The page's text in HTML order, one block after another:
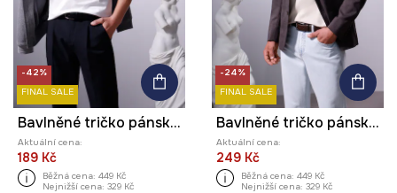
-42%
FINAL SALE
Bavlněné tričko pánské z kolekce Science – Words of Wisdom
Aktuální cena:
189 Kč
Běžná cena: 449 Kč
Nejnižší cena: 329 Kč
-24%
FINAL SALE
Bavlněné tričko pánské s elastanem z kolekce Science – Words of Wisdom
Aktuální cena:
249 Kč
Běžná cena: 449 Kč
Nejnižší cena: 329 Kč